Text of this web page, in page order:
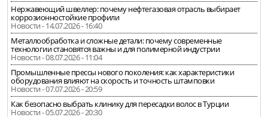
Нержавеющий швеллер: почему нефтегазовая отрасль выбирает
коррозионностойкие профили
Новости - 14.07.2026 - 16:40
Металлообработка и сложные детали: почему современные
технологии становятся важны и для полимерной индустрии
Новости - 08.07.2026 - 11:04
Промышленные прессы нового поколения: как характеристики
оборудования влияют на скорость и точность штамповки
Новости - 07.07.2026 - 20:59
Как безопасно выбрать клинику для пересадки волос в Турции
Новости - 05.07.2026 - 20:30